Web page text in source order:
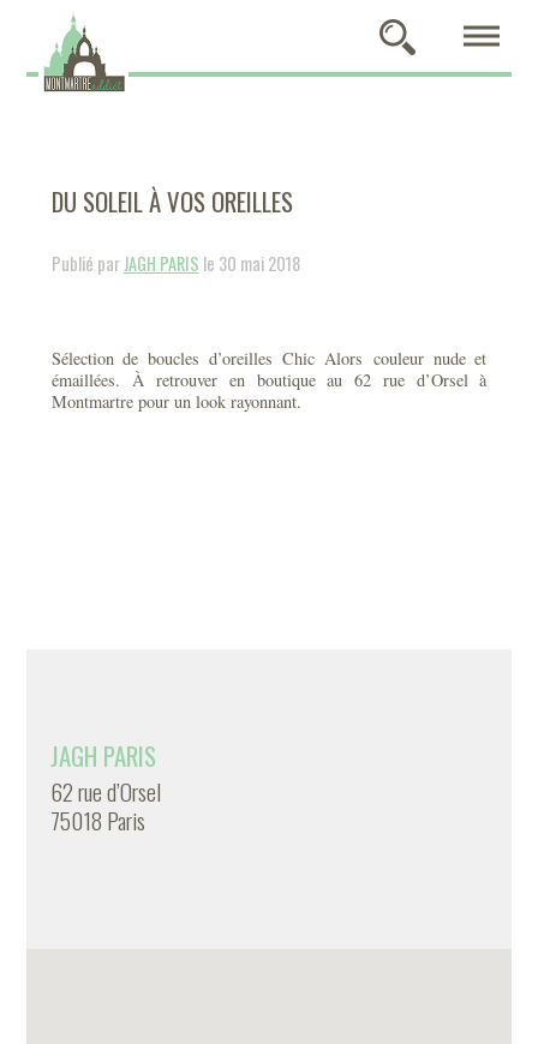
DU SOLEIL À VOS OREILLES
Publié parJAGH PARIS le 30 mai 2018
Sélection de boucles d’oreilles Chic Alors couleur nude et
émaillées. À retrouver en boutique au 62 rue d’Orsel à
Montmartre pour un look rayonnant.
JAGH PARIS
62 rue d’Orsel
75018 Paris